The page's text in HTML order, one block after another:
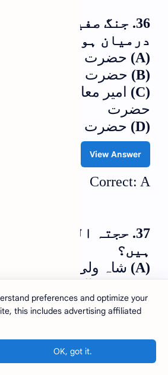
36. جنگ صفین کن دو
درمیان ہوئی؟
(A)
حضرت علیؓ اور امیر
(B)
حضرت علیؓ اور
(C)
امیر معاویہؓ اور
حضرت
(D)
حضرت علیؓ
View Answer
Correct: A
37. حجتہ اللہ بالغہ
ہیں؟
(A)
شاہ ولی اللہ ؒ
(B)
مجدد الف ثانیؒ
(C)
حسین احمد مدنیؒ
شاہ اسماعیل شہیدؒ
preferences and optimize your
this includes advertising affiliated
OK, got it.